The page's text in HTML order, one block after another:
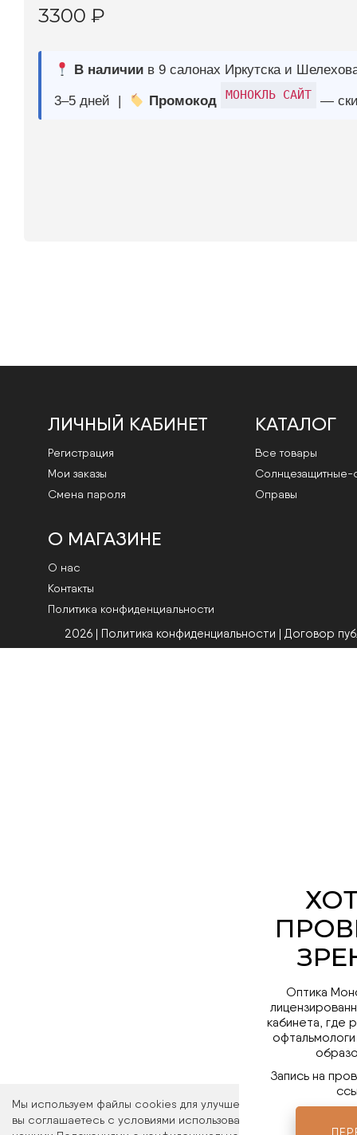
Мы используем файлы cookies для улучшения работы сайта.
вы соглашаетесь с условиями использования файлов cookies.
ЛИЧНЫЙ КАБИНЕТ
Регистрация
Мои заказы
Смена пароля
КАТАЛОГ
Все товары
Cолнцезащитные-
Оправы
О МАГАЗИНЕ
О нас
Контакты
Политика конфиденциальности
2026 | Политика конфиденциальности | Договор
Оптика
кабинета, где
Запись на